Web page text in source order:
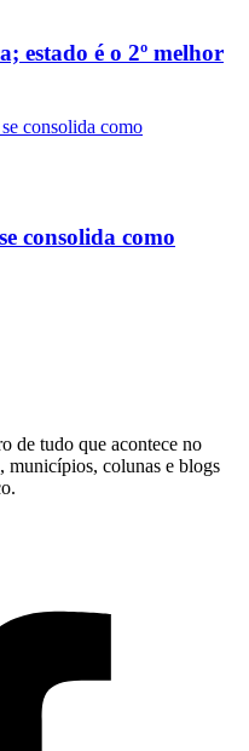
estado é o 2º melhor
consolida como
de tudo que acontece no
municípios, colunas e blogs